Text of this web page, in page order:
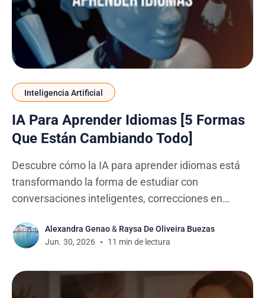
Inteligencia Artificial
IA Para Aprender Idiomas [5 Formas
Que Están Cambiando Todo]
Descubre cómo la IA para aprender idiomas está
transformando la forma de estudiar con
conversaciones inteligentes, correcciones en
Alexandra Genao& Raysa De Oliveira Buezas
Jun. 30, 2026
11 min de lectura